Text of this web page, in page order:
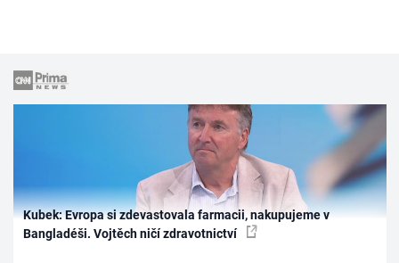
Kubek: Evropa si zdevastovala farmacii, nakupujeme v
Bangladéši. Vojtěch ničí zdravotnictví